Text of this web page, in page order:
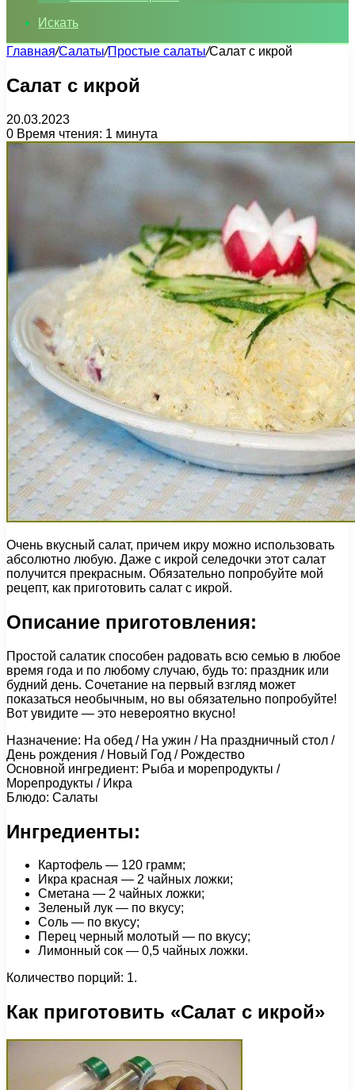
Искать
Главная/Салаты/Простые салаты/Салат с икрой
Салат с икрой
20.03.2023
0 Время чтения: 1 минута
Очень вкусный салат, причем икру можно использовать
абсолютно любую. Даже с икрой селедочки этот салат
получится прекрасным. Обязательно попробуйте мой
рецепт, как приготовить салат с икрой.
Описание приготовления:
Простой салатик способен радовать всю семью в любое
время года и по любому случаю, будь то: праздник или
будний день. Сочетание на первый взгляд может
показаться необычным, но вы обязательно попробуйте!
Вот увидите — это невероятно вкусно!
Назначение: На обед / На ужин / На праздничный стол /
День рождения / Новый Год / Рождество
Основной ингредиент: Рыба и морепродукты /
Морепродукты / Икра
Блюдо: Салаты
Ингредиенты:
Картофель — 120 грамм;
Икра красная — 2 чайных ложки;
Сметана — 2 чайных ложки;
Зеленый лук — по вкусу;
Соль — по вкусу;
Перец черный молотый — по вкусу;
Лимонный сок — 0,5 чайных ложки.
Количество порций: 1.
Как приготовить «Салат с икрой»